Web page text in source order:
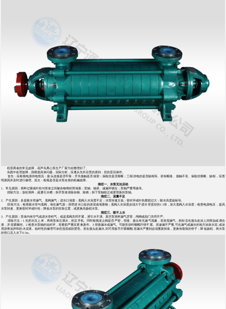
机泵两者的常见故障，葫芦岛离心泵生产厂家为你整理好了。
实践中处理故障，因根据具体问题，实际分析，应遵从先外后里的原则，切勿盲目操作。
首先：应检视电源供电情况：接头连接是否牢靠；开关接触是否缜密；保险丝是否熔断；三相供电的是否缺相等。若有断路、接触不良、保险丝熔断、缺相，应查
明原因并及时进行修理。其次：检视是否是水泵自身的机械故障。
病症一、水泵无法启动
1、常见原因：填料过紧或叶轮与泵体之间被杂物堆积而堵塞；泵轴、轴承、减漏环锈住；泵轴严重弯曲等。
排除方法：放松填料，疏通引水槽；拆开泵体清除杂物、除锈；拆下泵轴校正或更替新的泵轴。
病症二、流量不足
2、产生原因：多是吸水管漏气、底阀漏气；进水口堵塞；底阀入水深度不足；水泵转速太低；密封环或叶轮磨损过大；吸水高度超标等。
排除方法：检查吸水管与底阀，堵住漏气源；清理进水口处的淤泥或堵塞物；底阀入水深度必须大于进水管直径的1.5倍，加大底阀入水深度；检查电源电压，提高
水泵转速，更换密封环或叶轮；降低水泵的安装位置，或更换高扬程水泵。
病症三、吸不上水
3、产生原因：泵体内有空气或进水管积气，或是底阀关闭不紧，灌引水不满、真空泵填料漏气厉害，闸阀或拍门关闭不严。
排除方法：1.先把水压上来，再将泵体注满水，然后开机。同时检视逆止阀是否严密，管路、接头有无漏气现象，若发现漏气，拆卸后在接头处涂上润滑油或调合
漆，并扭紧螺丝。2.检查水泵轴的油封环，若磨损严重应更换新件。3.管路漏水或漏气。可能安设时螺帽拧得不紧。若渗漏不严重,可在漏气或漏水的地方涂抹水泥,或涂
用沥青油拌和的水泥浆。临时性的修理可涂些湿泥或软肥皂。若在接头处漏水,则可用扳手拧紧螺帽,若漏水严重则必须重新拆装，更换有裂痕的管子；降低扬程，将水泵
的管口压入水下0.5m。